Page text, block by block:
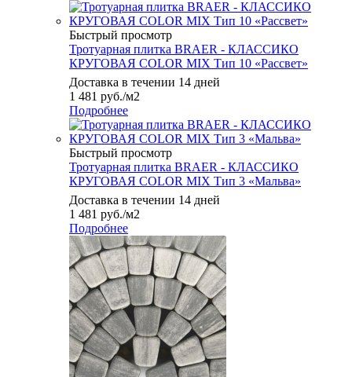
Быстрый просмотр
Тротуарная плитка BRAER - КЛАССИКО
КРУГОВАЯ COLOR MIX Тип 10 «Рассвет»
Доставка в течении 14 дней
1 481 руб./м2
Подробнее
Быстрый просмотр
Тротуарная плитка BRAER - КЛАССИКО
КРУГОВАЯ COLOR MIX Тип 3 «Мальва»
Доставка в течении 14 дней
1 481 руб./м2
Подробнее